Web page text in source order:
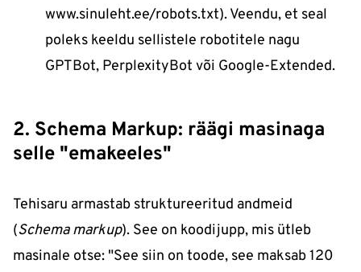
www.sinuleht.ee/robots.txt). Veendu, et seal
poleks keeldu sellistele robotitele nagu
GPTBot, PerplexityBot või Google-Extended.
2. Schema Markup: räägi masinaga
selle "emakeeles"
Tehisaru armastab struktureeritud andmeid
(Schema markup). See on koodijupp, mis ütleb
masinale otse: "See siin on toode, see maksab 120